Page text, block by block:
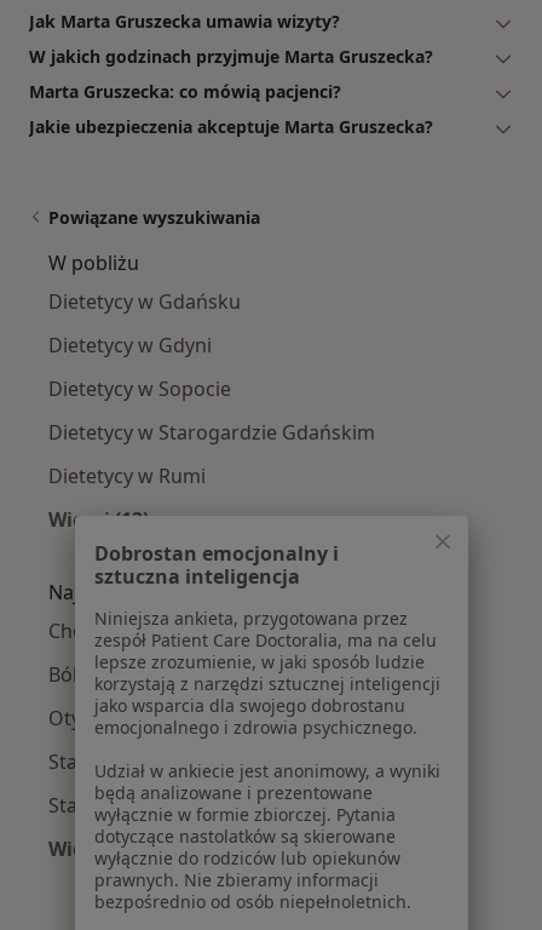
Jak Marta Gruszecka umawia wizyty?
W jakich godzinach przyjmuje Marta Gruszecka?
Marta Gruszecka: co mówią pacjenci?
Jakie ubezpieczenia akceptuje Marta Gruszecka?
Powiązane wyszukiwania
W pobliżu
Dietetycy w Gdańsku
Dietetycy w Gdyni
Dietetycy w Sopocie
Dietetycy w Starogardzie Gdańskim
Dietetycy w Rumi
Więcej (13)
Więcej w kategorii: W pobliżu
Najczęście leczone choroby
Choroby dietozależne w
Bóle głowy w
Otyłość w
Stany pooperacyjne w
Stany pourazowe w
Więcej (15)
Więcej w kategorii: Najczęście leczone
Dobrostan emocjonalny i
sztuczna inteligencja
Niniejsza ankieta, przygotowana przez
zespół Patient Care Doctoralia, ma na celu
lepsze zrozumienie, w jaki sposób ludzie
korzystają z narzędzi sztucznej inteligencji
jako wsparcia dla swojego dobrostanu
emocjonalnego i zdrowia psychicznego.
Udział w ankiecie jest anonimowy, a wyniki
będą analizowane i prezentowane
wyłącznie w formie zbiorczej. Pytania
dotyczące nastolatków są skierowane
wyłącznie do rodziców lub opiekunów
prawnych. Nie zbieramy informacji
bezpośrednio od osób niepełnoletnich.